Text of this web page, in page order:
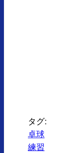
タグ:
卓球
練習